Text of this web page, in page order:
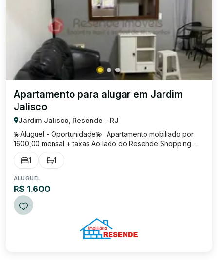
Apartamento para alugar em Jardim
Jalisco
Jardim Jalisco, Resende - RJ
💫Aluguel - Oportunidade💫 Apartamento mobiliado por
1600,00 mensal + taxas Ao lado do Resende Shopping
Entre em contato e marque sua visita 99832-1580
1
1
ALUGUEL
R$ 1.600